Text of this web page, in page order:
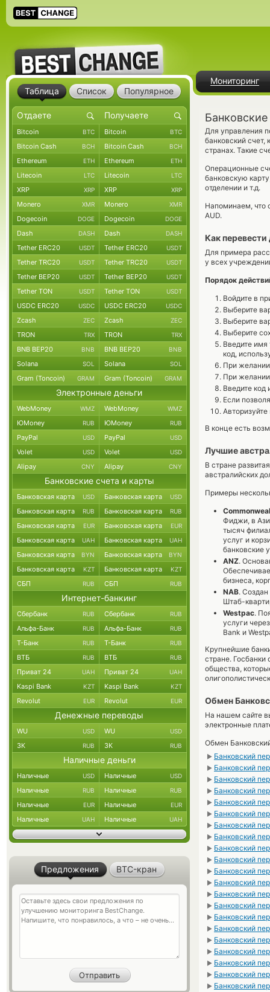
Мониторинг
Для управления
банковский
странах. Такие
Операционные
банковскую
отделении и т.д.
Напоминаем, что
AUD.
Как перевести
Для примера
у всех
Порядок
Войдите в
Выберите
Выберите
Выберите
Введите имя
код,
При желании
При
Введите код
Если
В конце есть
Лучшие
В стране
австралийских
Примеры
Фиджи, в
тысяч
услуг и
банковские
ANZ.
бизнеса,
NAB.
Штаб-
Westpac.
услуги
Bank и
Крупнейшие
стране.
общества,
Обмен
На нашем сайте
электронные
Обмен
► Банковский
► Банковский
► Банковский
► Банковский
► Банковский
► Банковский
► Банковский
► Банковский
► Банковский
► Банковский
► Банковский
► Банковский
► Банковский
► Банковский
► Банковский
► Банковский
► Банковский
► Банковский
► Банковский
► Банковский
► Банковский
Таблица Список Популярное
Bitcoin BTC Bitcoin BTC
Bitcoin Cash BCH Bitcoin Cash BCH
Ethereum ETH Ethereum ETH
Litecoin LTC Litecoin LTC
XRP XRP XRP XRP
Monero XMR Monero XMR
Dogecoin DOGE Dogecoin DOGE
Dash DASH Dash DASH
Tether ERC20 USDT Tether ERC20 USDT
Tether TRC20 USDT Tether TRC20 USDT
Tether BEP20 USDT Tether BEP20 USDT
Tether TON USDT Tether TON USDT
USDC ERC20 USDC USDC ERC20 USDC
Zcash ZEC Zcash ZEC
TRON TRX TRON TRX
BNB BEP20 BNB BNB BEP20 BNB
Solana SOL Solana SOL
Gram (Toncoin) GRAM Gram (Toncoin) GRAM
Электронные деньги
WebMoney WMZ WebMoney WMZ
ЮMoney RUB ЮMoney RUB
PayPal USD PayPal USD
Volet USD Volet USD
Alipay CNY Alipay CNY
Банковские счета и карты
Банковская карта USD Банковская карта USD
Банковская карта RUB Банковская карта RUB
Банковская карта EUR Банковская карта EUR
Банковская карта UAH Банковская карта UAH
Банковская карта BYN Банковская карта BYN
Банковская карта KZT Банковская карта KZT
СБП RUB СБП RUB
Интернет-банкинг
Сбербанк RUB Сбербанк RUB
Альфа-Банк RUB Альфа-Банк RUB
Т-Банк RUB Т-Банк RUB
ВТБ RUB ВТБ RUB
Приват 24 UAH Приват 24 UAH
Kaspi Bank KZT Kaspi Bank KZT
Revolut EUR Revolut EUR
Денежные переводы
WU USD WU USD
ЗК RUB ЗК RUB
Наличные деньги
Наличные USD Наличные USD
Наличные RUB Наличные RUB
Наличные EUR Наличные EUR
Наличные UAH Наличные UAH
Предложения BTC-кран